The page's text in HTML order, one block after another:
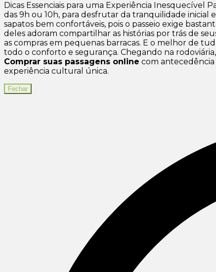
Dicas Essenciais para uma Experiência Inesquecível
das 9h ou 10h, para desfrutar da tranquilidade inicial
sapatos bem confortáveis, pois o passeio exige
deles adoram compartilhar as histórias por trás de
as compras em pequenas barracas. E o melhor de
todo o conforto e segurança. Chegando na
Comprar suas passagens online com
experiência cultural única.
Fechar